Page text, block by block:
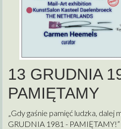
13 GRUDNIA
PAMIĘTAMY
„Gdy gaśnie pamięć ludzka, dalej
GRUDNIA 1981 - PAMIĘTAMY!”